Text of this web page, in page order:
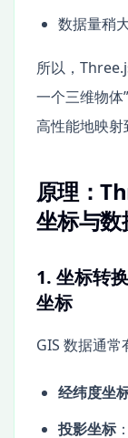
数据量稍
所以，
一个三维物体
高性能地映射
原理：
坐标与数
1. 坐标转
坐标
GIS 数据通常
经纬度坐
投影坐标